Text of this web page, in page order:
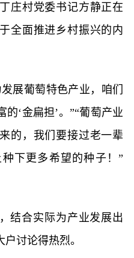
庄村党委书记方静正在
全面推进乡村振兴的内
展葡萄特色产业，咱们
‘金扁担’。”“葡萄产业
的，我们要接过老一辈
下更多希望的种子！”
结合实际为产业发展出
讨论得热烈。